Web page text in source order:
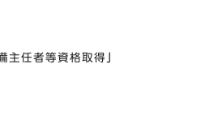
主任者等資格取得」